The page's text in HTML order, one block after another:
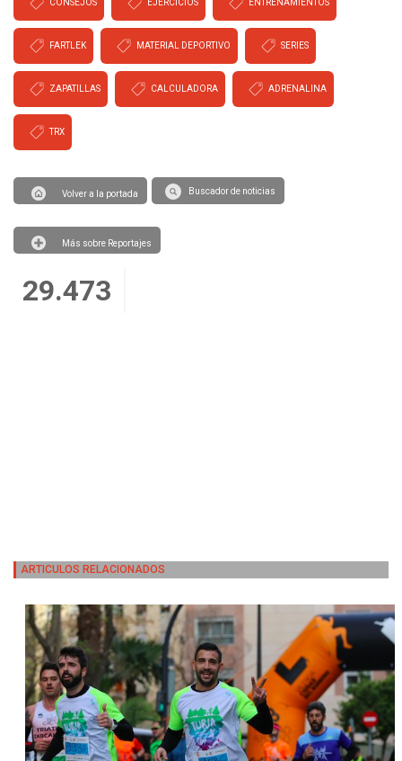
CONSEJOS EJERCICIOS ENTRENAMIENTOS
FARTLEK MATERIAL DEPORTIVO SERIES
ZAPATILLAS CALCULADORA ADRENALINA
TRX
Volver a la portada Buscador de noticias
Más sobre Reportajes
29.473
ARTICULOS RELACIONADOS